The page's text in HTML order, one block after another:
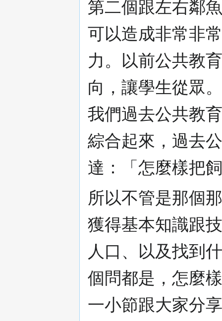
第二個跟左右鄰
可以造成非常非
力。以前公共教
向，讓學生從眾
我們過去公共教
綜合起來，過去
達：「怎麼樣把
所以不管是那個
獲得基本知識跟
人口、以及找到
個問都是，怎麼
一小節跟大家分